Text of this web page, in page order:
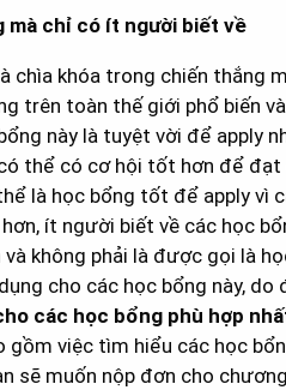
mà chỉ có ít người biết về
chìa khóa trong chiến thắng
trên toàn thế giới phổ biến
này là tuyệt vời để apply
thể có cơ hội tốt hơn để
là học bổng tốt để apply vì
ít người biết về các học
không phải là được gọi là
cho các học bổng này, do
các học bổng phù hợp
gồm việc tìm hiểu các học
sẽ muốn nộp đơn cho